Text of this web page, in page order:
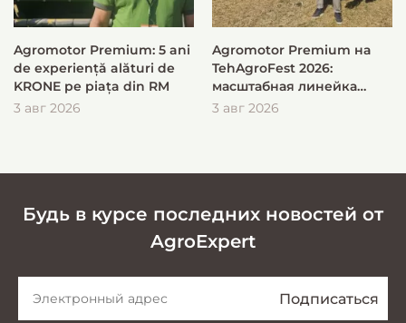
Agromotor Premium: 5 ani
de experiență alături de
KRONE pe piața din RM
3 авг 2026
Agromotor Premium на
TehAgroFest 2026:
масштабная линейка
KRONE для быстрой и
3 авг 2026
Будь в курсе последних новостей от
AgroExpert